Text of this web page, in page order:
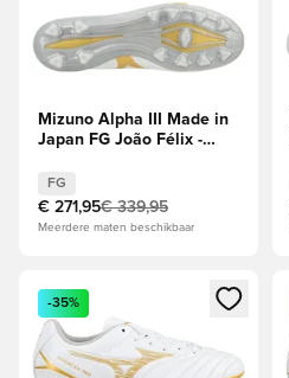
Mizuno Alpha III Made in
Japan FG João Félix -
EDITION
FG
€ 271,95€ 339,95
Meerdere maten beschikbaar
Opent een venster om in te
-35%